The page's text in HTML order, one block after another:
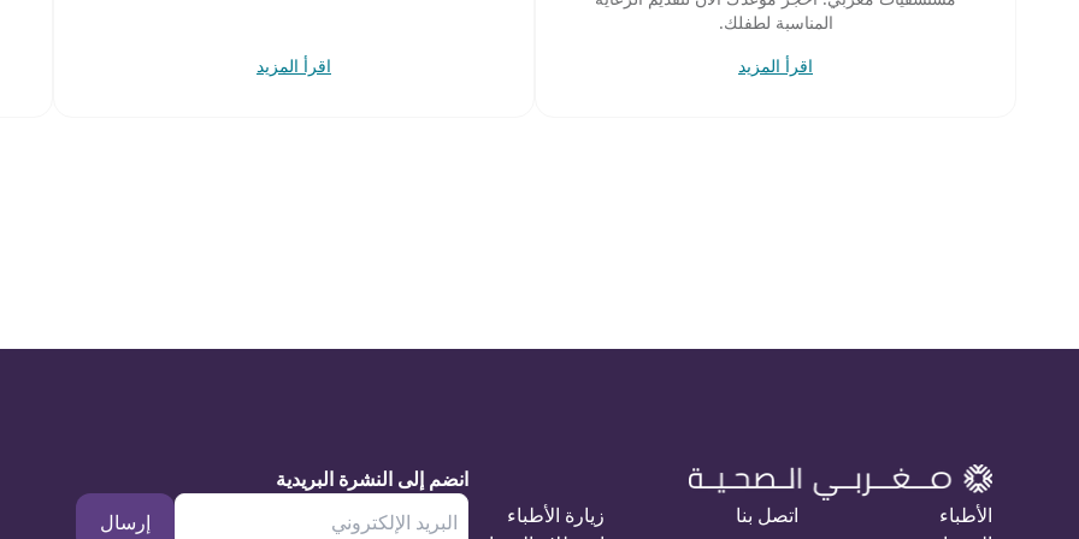
المناسبة لطفلك.
اقرأ المزيد
اقرأ المزيد
الأطباء
اتصل بنا
زيارة الأطباء
انضم إلى النشرة البريدية
إرسال